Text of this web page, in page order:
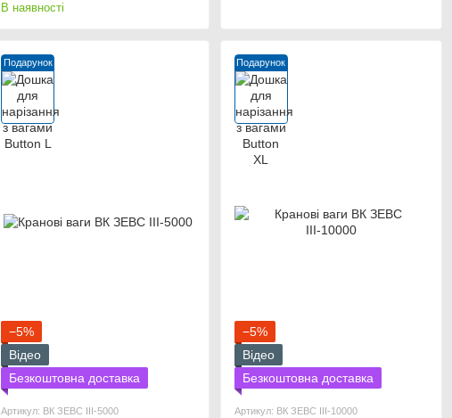
В наявності
Подарунок
−5%
Відео
Безкоштовна доставка
Артикул: ВК ЗЕВС ІІІ-5000
Подарунок
−5%
Відео
Безкоштовна доставка
Артикул: ВК ЗЕВС ІІІ-10000